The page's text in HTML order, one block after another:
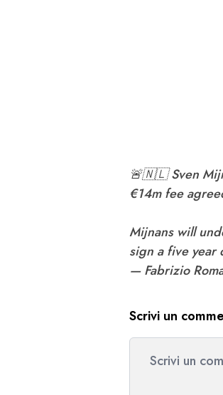
🚨🇳🇱 Sven
€14m fee
Mijnans will
sign a five year
— Fabrizio
Scrivi un